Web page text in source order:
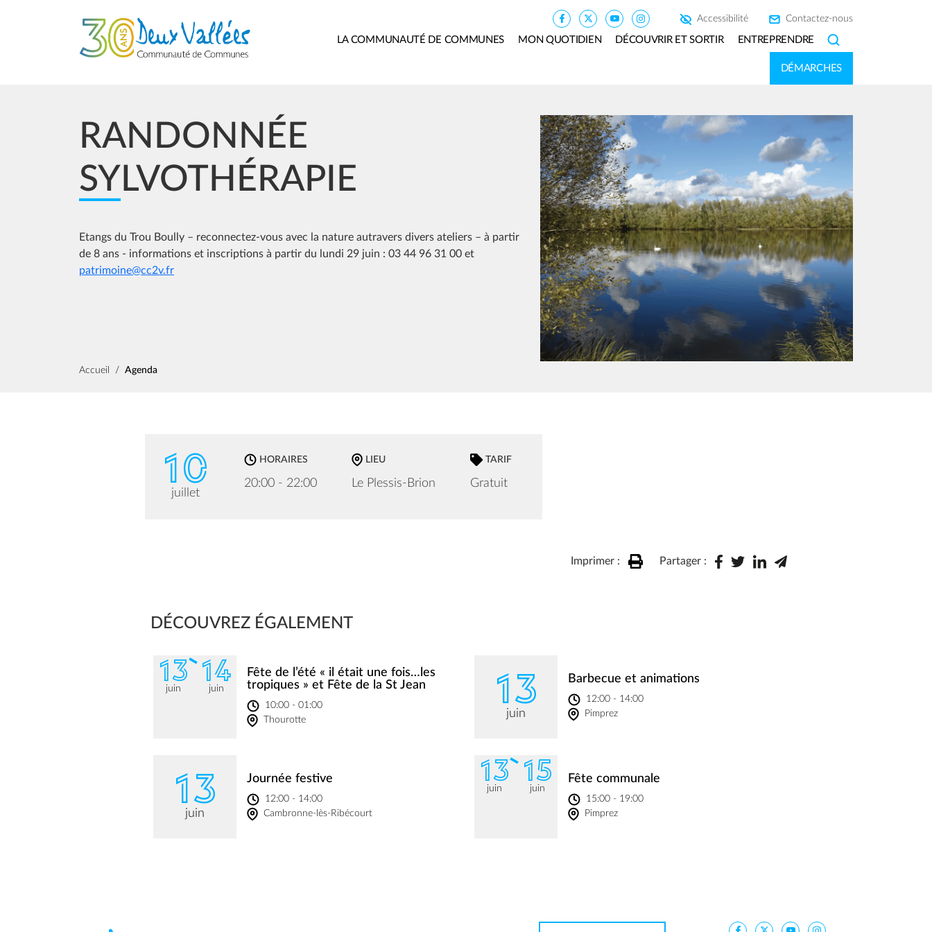
Accessibilité Contactez-nous
LA COMMUNAUTÉ DE COMMUNES MON QUOTIDIEN DÉCOUVRIR ET SORTIR ENTREPRENDRE SEARCH
DÉMARCHES
RANDONNÉE
SYLVOTHÉRAPIE
Etangs du Trou Boully – reconnectez-vous avec la nature autravers divers ateliers – à partir
de 8 ans - informations et inscriptions à partir du lundi 29 juin : 03 44 96 31 00 et
patrimoine@cc2v.fr
Fil d'Ariane
Accueil Agenda
Image
10
juillet
HORAIRES
20:00 - 22:00
LIEU
Le Plessis-Brion
TARIF
Gratuit
Imprimer : Partager :
DÉCOUVREZ ÉGALEMENT
13
juin
14
juin
Fête de l’été « il était une fois…les
tropiques » et Fête de la St Jean
10:00 - 01:00
Thourotte
13
juin
Barbecue et animations
12:00 - 14:00
Pimprez
13
juin
Journée festive
12:00 - 14:00
Cambronne-lès-Ribécourt
13
juin
15
juin
Fête communale
15:00 - 19:00
Pimprez